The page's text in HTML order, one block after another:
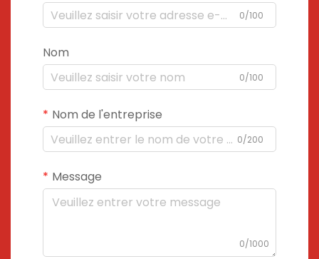
0/100
Nom
0/100
Nom de l'entreprise
0/200
Message
0/1000